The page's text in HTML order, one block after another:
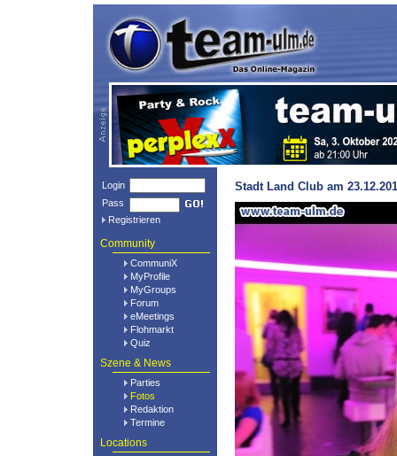
Login
Pass
Registrieren
Community
CommuniX
MyProfile
MyGroups
Forum
eMeetings
Flohmarkt
Quiz
Szene & News
Parties
Fotos
Redaktion
Termine
Locations
Stadt Land Club am